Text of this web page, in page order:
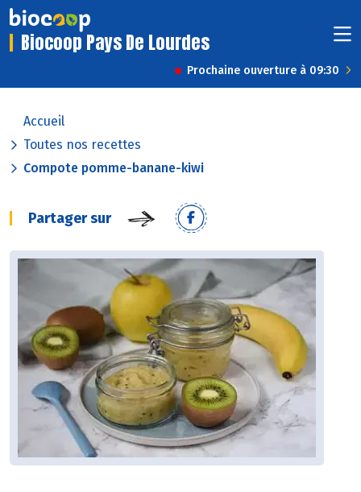
Biocoop Pays De Lourdes
Prochaine ouverture à 09:30
Accueil
Toutes nos recettes
Compote pomme-banane-kiwi
Partager sur